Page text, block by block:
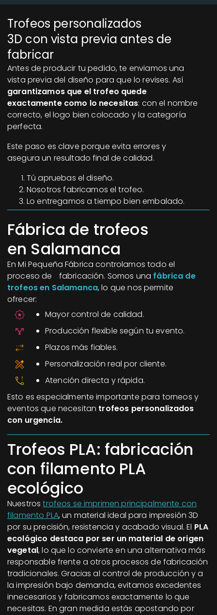
Trofeos personalizados
3D con vista previa antes de
fabricar
Antes de producir tu pedido, te enviamos una
vista previa del diseño para que lo revises. Así
garantizamos que el trofeo quede
exactamente como lo necesitas: con el nombre
correcto, el logo bien colocado y la categoría
perfecta.
Este paso es clave porque evita errores y
asegura un resultado final de calidad.
Tú apruebas el diseño.
Nosotros fabricamos el trofeo.
Lo entregamos a tiempo bien embalado.
Fábrica de trofeos
en Salamanca
En Mi Pequeña Fábrica controlamos todo el
proceso de fabricación. Somos una fábrica de
trofeos en Salamanca, lo que nos permite
ofrecer:
Mayor control de calidad.
Producción flexible según tu evento.
Plazos más fiables.
Personalización real por cliente.
Atención directa y rápida.
Esto es especialmente importante para torneos y
eventos que necesitan trofeos personalizados
con urgencia.
Trofeos PLA: fabricación
con filamento PLA
ecológico
Nuestrostrofeos se imprimen principalmente con
filamento PLA, un material ideal para impresión 3D
por su precisión, resistencia y acabado visual. El PLA
ecológico destaca por ser un material de origen
vegetal, lo que lo convierte en una alternativa más
responsable frente a otros procesos de fabricación
tradicionales. Gracias al control de producción y a
la impresión bajo demanda, evitamos excedentes
innecesarios y fabricamos exactamente lo que
necesitas. En gran medida estás apostando por